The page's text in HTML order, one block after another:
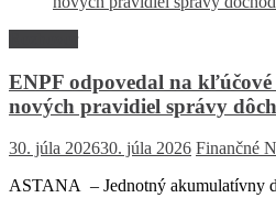
ENPF odpovedal na
nových pravidiel správy
30. júla 202630. júla 2026 Finančné
ASTANA – Jednotný akumulatívny